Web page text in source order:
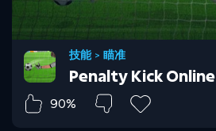
技能> 瞄准
Penalty Kick Online
90%